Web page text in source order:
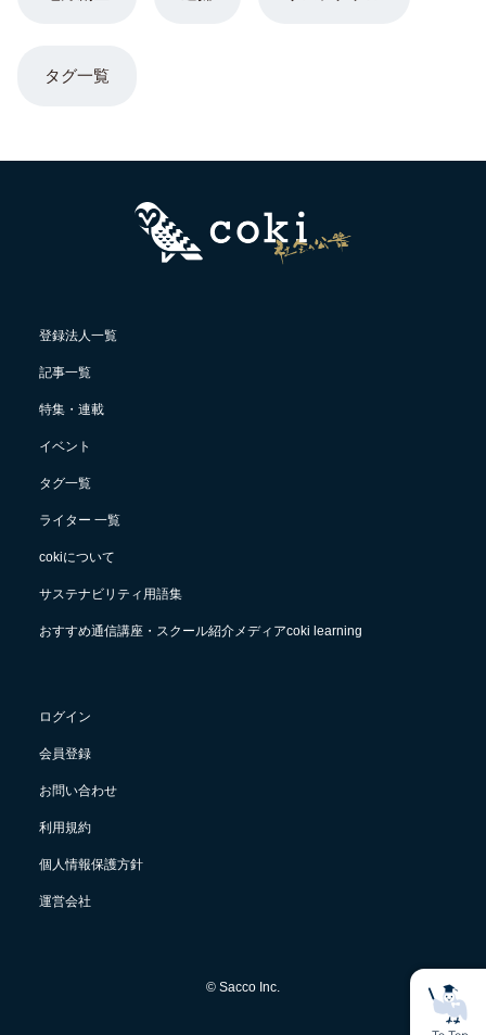
タグ一覧
登録法人一覧
記事一覧
特集・連載
イベント
タグ一覧
ライター 一覧
cokiについて
サステナビリティ用語集
おすすめ通信講座・スクール紹介メディアcoki learning
ログイン
会員登録
お問い合わせ
利用規約
個人情報保護方針
運営会社
© Sacco Inc.